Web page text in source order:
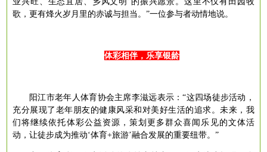
歌，更有烽火岁月里的赤诚与担当。”一位参与者动情地说。
体彩相伴，乐享银龄
阳江市老年人体育协会主席李滋远表示：“这四场徒步活动，
充分展现了老年朋友的健康风采和对美好生活的追求。未来，我
们将继续依托体彩公益资源，策划更多群众喜闻乐见的文体活
动，让徒步成为推动‘体育+旅游’融合发展的重要纽带。”